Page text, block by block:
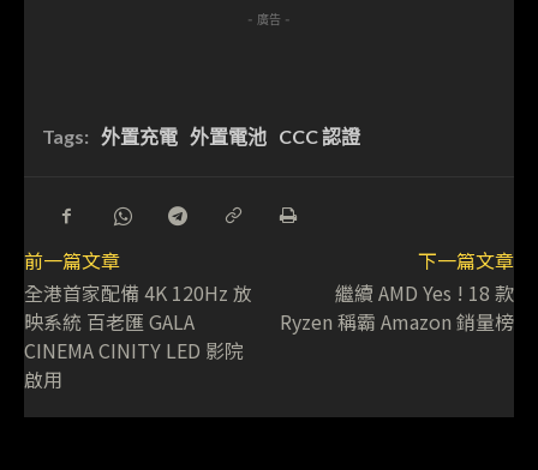
- 廣告 -
Tags: 外置充電 外置電池 CCC 認證
前一篇文章
全港首家配備 4K 120Hz 放
映系統 百老匯 GALA
CINEMA CINITY LED 影院
啟用
下一篇文章
繼續 AMD Yes ! 18 款
Ryzen 稱霸 Amazon 銷量榜